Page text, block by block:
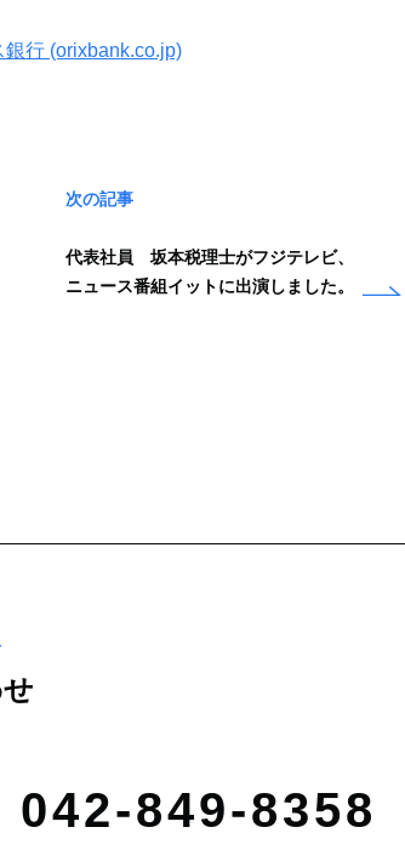
行 (orixbank.co.jp)
次の記事
代表社員 坂本税理士がフジテレビ、
ニュース番組イットに出演しました。
042-849-8358